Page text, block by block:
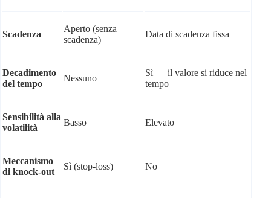
Scadenza
Aperto (senza
scadenza)
Data di scadenza fissa
Decadimento
del tempo
Nessuno
Sì — il valore si riduce nel
tempo
Sensibilità alla
volatilità
Basso Elevato
Meccanismo
di knock-out
Sì (stop-loss) No